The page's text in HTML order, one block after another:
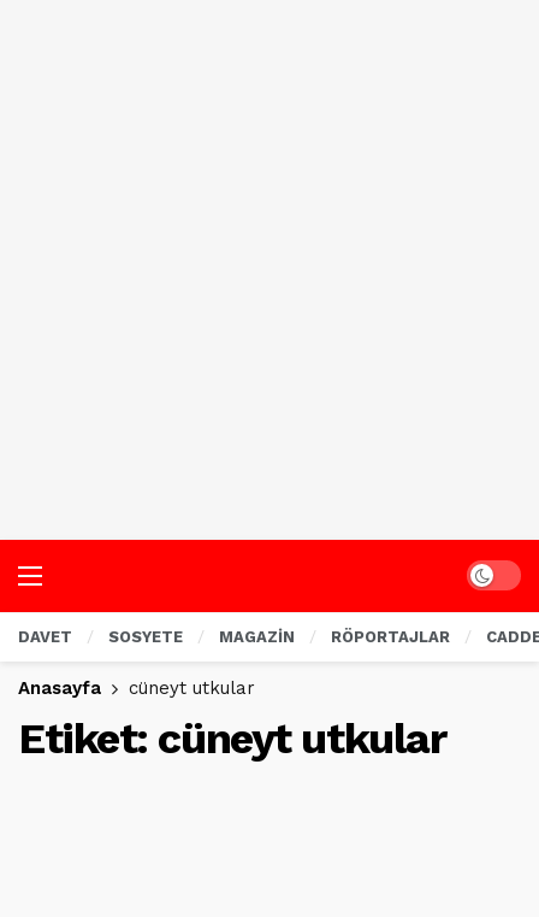
Dark
DAVET SOSYETE MAGAZİN RÖPORTAJLAR
Anasayfa cüneyt utkular
Etiket: cüneyt utkular